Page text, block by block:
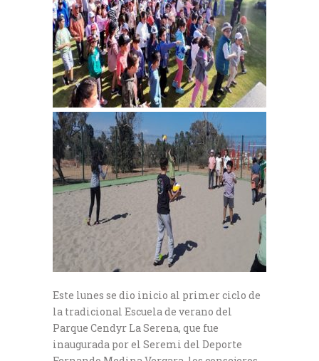
Este lunes se dio inicio al primer ciclo de
la tradicional Escuela de verano del
Parque Cendyr La Serena, que fue
inaugurada por el Seremi del Deporte